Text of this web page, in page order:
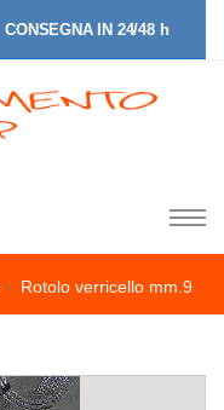
CONSEGNA IN 24/48 h
Rotolo verricello mm.9